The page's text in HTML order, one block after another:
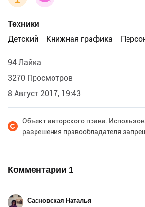
Техники
Детский
Книжная графика
94 Лайка
3270 Просмотров
8 Август 2017, 19:43
Объект авторского права.
разрешения правообладателя
Комментарии 1
Сасновская Наталья